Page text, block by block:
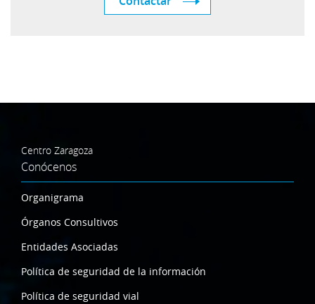
Centro Zaragoza
Conócenos
Organigrama
Órganos Consultivos
Entidades Asociadas
Política de seguridad de la información
Política de seguridad vial